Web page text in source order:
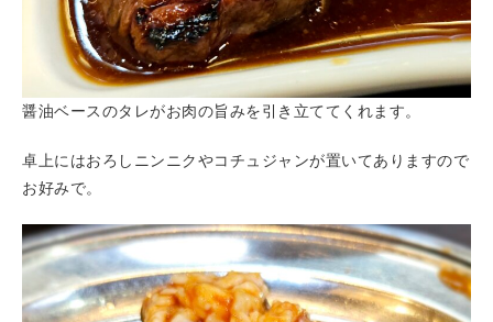
醤油ベースのタレがお肉の旨みを引き立ててくれます。
卓上にはおろしニンニクやコチュジャンが置いてありますので
お好みで。